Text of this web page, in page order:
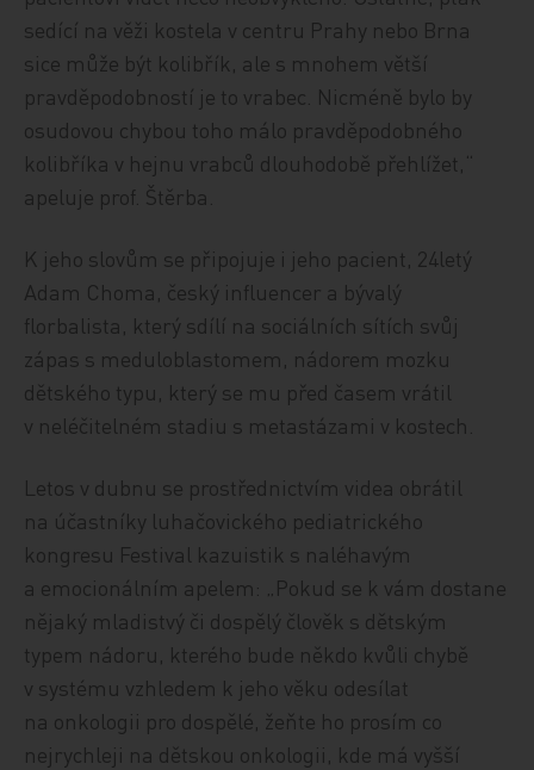
sedící na věži kostela v centru Prahy nebo Brna
sice může být kolibřík, ale s mnohem větší
pravděpodobností je to vrabec. Nicméně bylo by
osudovou chybou toho málo pravděpodobného
kolibříka v hejnu vrabců dlouhodobě přehlížet,“
apeluje prof. Štěrba.
K jeho slovům se připojuje i jeho pacient, 24letý
Adam Choma, český influencer a bývalý
florbalista, který sdílí na sociálních sítích svůj
zápas s meduloblastomem, nádorem mozku
dětského typu, který se mu před časem vrátil
v neléčitelném stadiu s metastázami v kostech.
Letos v dubnu se prostřednictvím videa obrátil
na účastníky luhačovického pediatrického
kongresu Festival kazuistik s naléhavým
a emocionálním apelem: „Pokud se k vám dostane
nějaký mladistvý či dospělý člověk s dětským
typem nádoru, kterého bude někdo kvůli chybě
v systému vzhledem k jeho věku odesílat
na onkologii pro dospělé, žeňte ho prosím co
nejrychleji na dětskou onkologii, kde má vyšší